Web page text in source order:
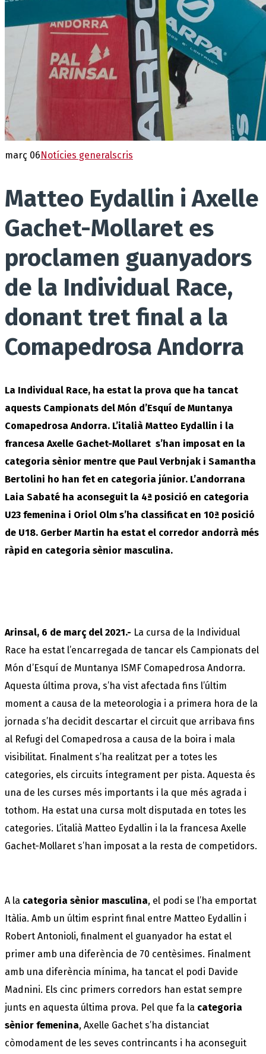
març 06Notícies generalscris
Matteo Eydallin i Axelle
Gachet-Mollaret es
proclamen guanyadors
de la Individual Race,
donant tret final a la
Comapedrosa Andorra
La Individual Race, ha estat la prova que ha tancat
aquests Campionats del Món d’Esquí de Muntanya
Comapedrosa Andorra. L’italià Matteo Eydallin i la
francesa Axelle Gachet-Mollaret s’han imposat en la
categoria sènior mentre que Paul Verbnjak i Samantha
Bertolini ho han fet en categoria júnior. L’andorrana
Laia Sabaté ha aconseguit la 4ª posició en categoria
U23 femenina i Oriol Olm s’ha classificat en 10ª posició
de U18. Gerber Martin ha estat el corredor andorrà més
ràpid en categoria sènior masculina.
Arinsal, 6 de març del 2021.- La cursa de la Individual
Race ha estat l’encarregada de tancar els Campionats del
Món d’Esquí de Muntanya ISMF Comapedrosa Andorra.
Aquesta última prova, s’ha vist afectada fins l’últim
moment a causa de la meteorologia i a primera hora de la
jornada s’ha decidit descartar el circuit que arribava fins
al Refugi del Comapedrosa a causa de la boira i mala
visibilitat. Finalment s’ha realitzat per a totes les
categories, els circuits íntegrament per pista. Aquesta és
una de les curses més importants i la que més agrada i
tothom. Ha estat una cursa molt disputada en totes les
categories. L’italià Matteo Eydallin i la la francesa Axelle
Gachet-Mollaret s’han imposat a la resta de competidors.
A la categoria sènior masculina, el podi se l’ha emportat
Itàlia. Amb un últim esprint final entre Matteo Eydallin i
Robert Antonioli, finalment el guanyador ha estat el
primer amb una diferència de 70 centèsimes. Finalment
amb una diferència mínima, ha tancat el podi Davide
Madnini. Els cinc primers corredors han estat sempre
junts en aquesta última prova. Pel que fa la categoria
sènior femenina, Axelle Gachet s’ha distanciat
còmodament de les seves contrincants i ha aconseguit